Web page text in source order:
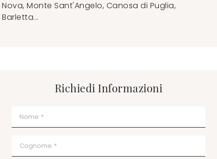
Nova, Monte Sant'Angelo, Canosa di Puglia,
Barletta...
Richiedi Informazioni